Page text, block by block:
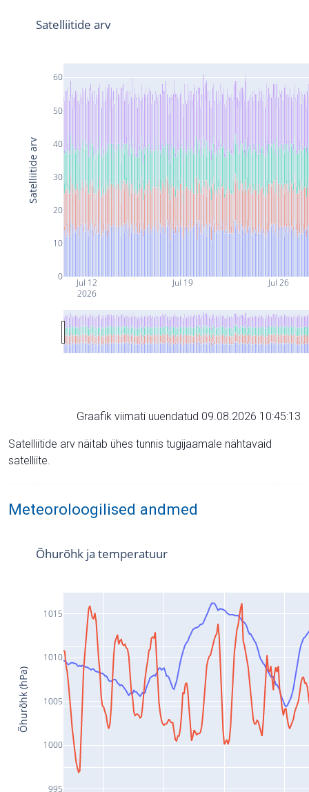
Jul 12
2026
Jul 19 Jul 26
0
10
20
30
40
50
60
Satelliitide arv
Satelliitide arv
Graafik viimati uuendatud 09.08.2026 10:45:13
Satelliitide arv näitab ühes tunnis tugijaamale nähtavaid
satelliite.
Meteoroloogilised andmed
995
1000
1005
1010
1015
Õhurõhk ja temperatuur
Õhurõhk (hPa)